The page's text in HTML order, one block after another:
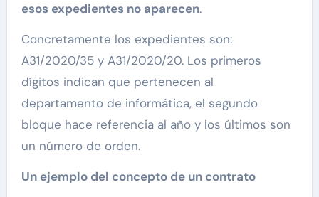
esos expedientes no aparecen.
Concretamente los expedientes son:
A31/2020/35 y A31/2020/20. Los primeros
dígitos indican que pertenecen al
departamento de informática, el segundo
bloque hace referencia al año y los últimos son
un número de orden.
Un ejemplo del concepto de un contrato